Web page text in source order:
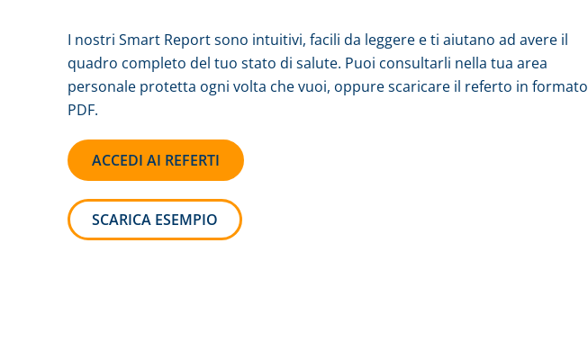
I nostri Smart Report sono intuitivi, facili da leggere e ti aiutano ad avere il
quadro completo del tuo stato di salute. Puoi consultarli nella tua area
personale protetta ogni volta che vuoi, oppure scaricare il referto in formato
PDF.
ACCEDI AI REFERTI
SCARICA ESEMPIO